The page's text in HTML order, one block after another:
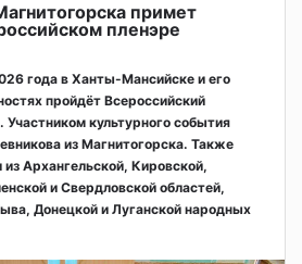
примет
пленэре
года в Ханты-Мансийске и его
пройдёт Всероссийский
культурного события
из Магнитогорска. Также
Архангельской, Кировской,
и Свердловской областей,
Донецкой и Луганской народных